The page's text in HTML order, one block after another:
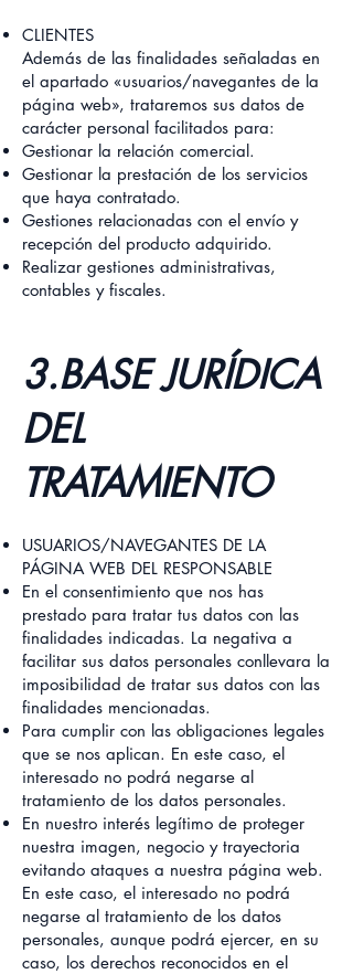
CLIENTES
Además de las finalidades señaladas en
el apartado «usuarios/navegantes de la
página web», trataremos sus datos de
carácter personal facilitados para:
Gestionar la relación comercial.
Gestionar la prestación de los servicios
que haya contratado.
Gestiones relacionadas con el envío y
recepción del producto adquirido.
Realizar gestiones administrativas,
contables y fiscales.
3.BASE JURÍDICA
DEL
TRATAMIENTO
USUARIOS/NAVEGANTES DE LA
PÁGINA WEB DEL RESPONSABLE
En el consentimiento que nos has
prestado para tratar tus datos con las
finalidades indicadas. La negativa a
facilitar sus datos personales conllevara la
imposibilidad de tratar sus datos con las
finalidades mencionadas.
Para cumplir con las obligaciones legales
que se nos aplican. En este caso, el
interesado no podrá negarse al
tratamiento de los datos personales.
En nuestro interés legítimo de proteger
nuestra imagen, negocio y trayectoria
evitando ataques a nuestra página web.
En este caso, el interesado no podrá
negarse al tratamiento de los datos
personales, aunque podrá ejercer, en su
caso, los derechos reconocidos en el